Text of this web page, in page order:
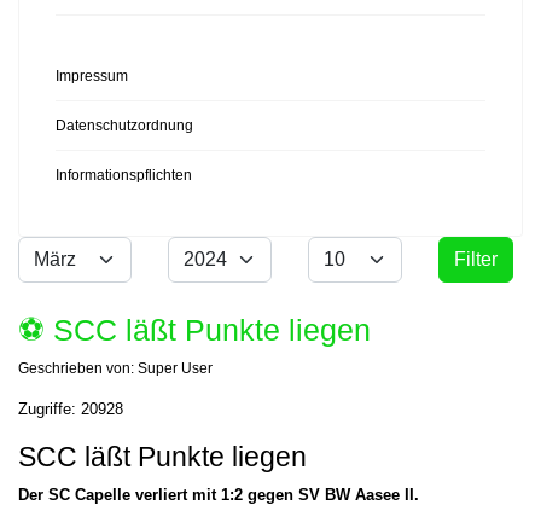
Impressum
Datenschutzordnung
Informationspflichten
Filter
Monat Jahr Anzeige #
Filter
⚽️ SCC läßt Punkte liegen
Geschrieben von: Super User
Zugriffe: 20928
SCC läßt Punkte liegen
Der SC Capelle verliert mit 1:2 gegen SV BW Aasee II.